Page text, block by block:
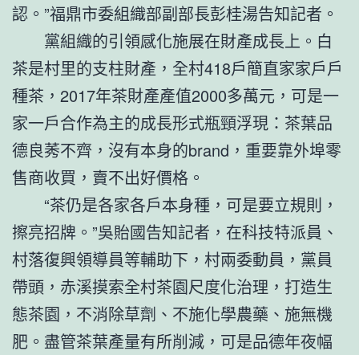
認。”福鼎市委組織部副部長彭桂湯告知記者。
黨組織的引領感化施展在財產成長上。白
茶是村里的支柱財產，全村418戶簡直家家戶戶
種茶，2017年茶財產產值2000多萬元，可是一
家一戶合作為主的成長形式瓶頸浮現：茶葉品
德良莠不齊，沒有本身的brand，重要靠外埠零
售商收買，賣不出好價格。
“茶仍是各家各戶本身種，可是要立規則，
擦亮招牌。”吳貽國告知記者，在科技特派員、
村落復興領導員等輔助下，村兩委動員，黨員
帶頭，赤溪摸索全村茶園尺度化治理，打造生
態茶園，不消除草劑、不施化學農藥、施無機
肥。盡管茶葉產量有所削減，可是品德年夜幅